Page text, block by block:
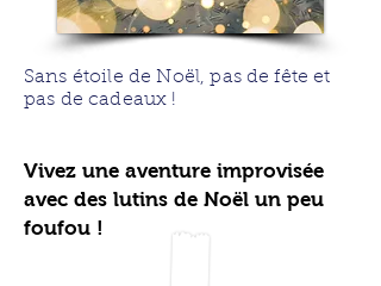
Sans étoile de Noël, pas de fête et
pas de cadeaux !
Vivez une aventure improvisée
avec des lutins de Noël un peu
foufou !